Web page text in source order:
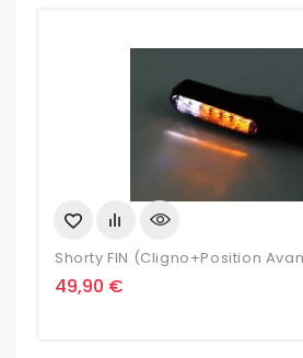
Shorty FIN (cligno+position
Prix
49,90 €